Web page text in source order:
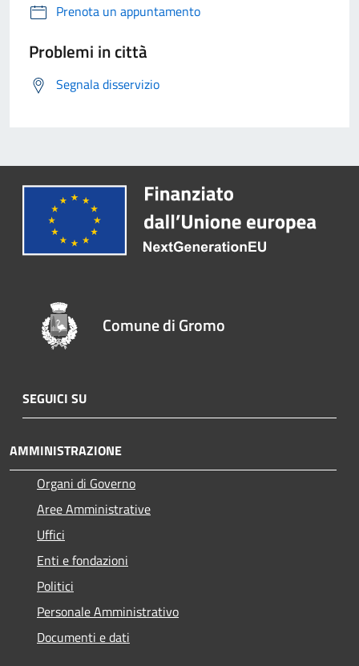
Prenota un appuntamento
Problemi in città
Segnala disservizio
Comune di Gromo
SEGUICI SU
AMMINISTRAZIONE
Organi di Governo
Aree Amministrative
Uffici
Enti e fondazioni
Politici
Personale Amministrativo
Documenti e dati